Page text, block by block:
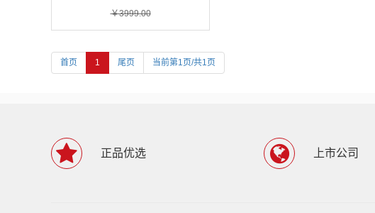
￥3999.00
首页 1 尾页 当前第1页/共1页
正品优选 上市公司